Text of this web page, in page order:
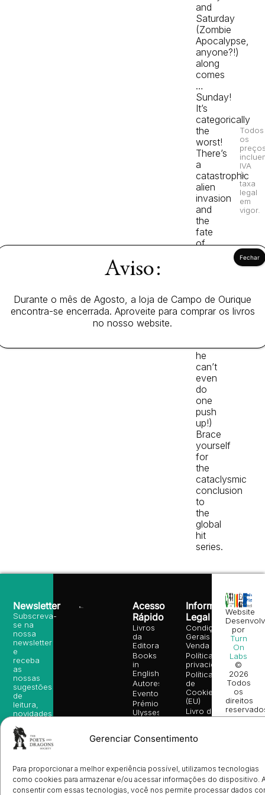
Gerenciar Consentimento
Para proporcionar a melhor experiência possível, utilizamos tecnologias
como cookies para armazenar e/ou acessar informações do dispositivo.
consentir com essas tecnologias, você nos permite processar dados
and
Saturday
(Zombie
Apocalypse,
anyone?!)
along
comes
…
Sunday!
It’s
categorically
the
worst!
There’s
a
catastrophic
alien
invasion
and
the
fate
of
solely
on
he
can’t
even
do
one
push
up!)
Brace
yourself
for
the
cataclysmic
conclusion
to
the
global
hit
series.
Todos
os
IVA
à
taxa
legal
em
vigor.
Acesso
Rápido
Livros
da
Editora
Books
in
English
Autores
Eventos
Prémio
Ulysses
Contactos
Envio
Candidatura
de
Ilustradores
Informação
Legal
Condições
Gerais de
Venda
Política de
privacidade
Política
de
Cookies
(EU)
Livro de
Reclamações
Newsletter
Subscreva-
se na
nossa
newsletter
e
receba
as
nossas
sugestões
de
leitura,
novidades
lançamentos,
vantagens
exclusivas
avisos
diretamente
no seu
Website
por
Turn
On
Labs
©
2026
Todos
os
direitos
Aviso:
Durante o mês de Agosto, a loja de Campo de Ourique
encontra-se encerrada. Aproveite para comprar os livros
no nosso website.